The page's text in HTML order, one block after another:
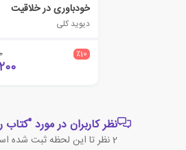
خودباوری در خلاقیت
دیوید کلی
٪10
نظر کاربران در مورد
2نظر تا این لحظه ثبت شده